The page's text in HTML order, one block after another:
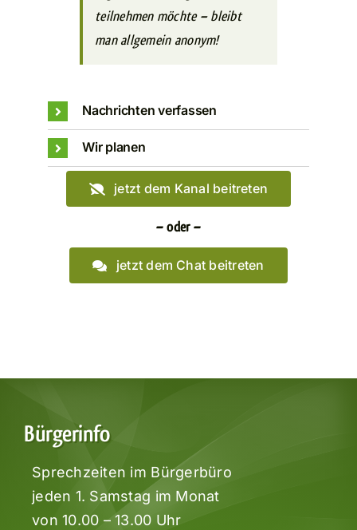
teilnehmen möchte – bleibt
man allgemein anonym!
Nachrichten verfassen
Wir planen
jetzt dem Kanal beitreten
– oder –
jetzt dem Chat beitreten
Bürgerinfo
Sprechzeiten im Bürgerbüro
jeden 1. Samstag im Monat
von 10.00 – 13.00 Uhr